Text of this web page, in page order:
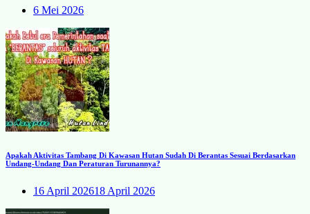
6 Mei 2026
Apakah Aktivitas Tambang Di Kawasan Hutan Sudah Di Berantas Sesuai Berdasarkan
Undang-Undang Dan Peraturan Turunannya?
16 April 202618 April 2026